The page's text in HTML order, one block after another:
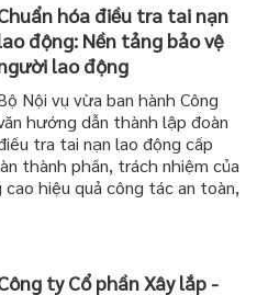
hóa điều tra tai nạn
động: Nền tảng bảo vệ
lao động
Nội vụ vừa ban hành Công
hướng dẫn thành lập đoàn
tra tai nạn lao động cấp
thành phần, trách nhiệm của
hiệu quả công tác an toàn,
ty Cổ phần Xây lắp -